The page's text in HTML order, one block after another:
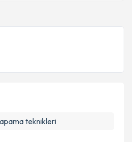
posta ile bilgilendireceğiz.
ve kişisel verilerimin belirtilen
teknikleri